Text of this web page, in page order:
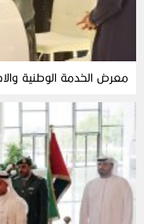
معرض الخدمة الوطنية